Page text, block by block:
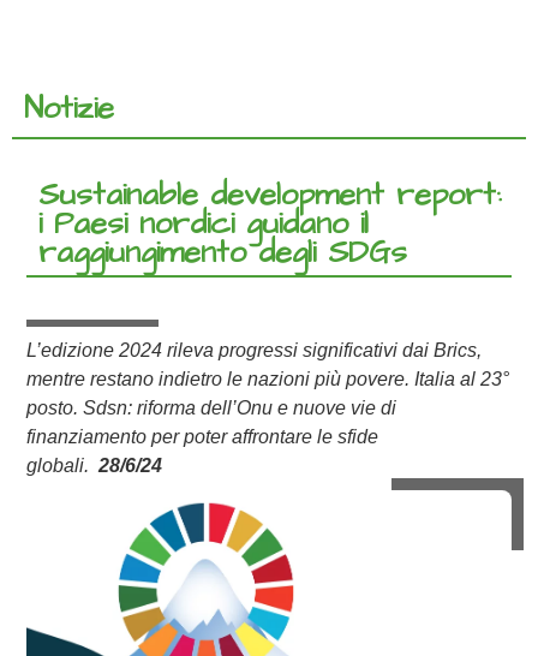
Notizie
Sustainable development report:
i Paesi nordici guidano il
raggiungimento degli SDGs
L’edizione 2024 rileva progressi significativi dai Brics,
mentre restano indietro le nazioni più povere. Italia al 23°
posto. Sdsn: riforma dell’Onu e nuove vie di
finanziamento per poter affrontare le sfide
globali. 28/6/24